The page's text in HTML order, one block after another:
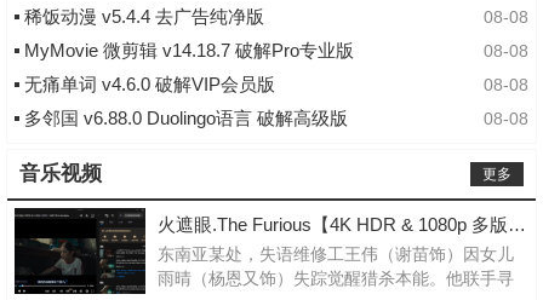
08-08
稀饭动漫 v5.4.4 去广告纯净版
08-08
MyMovie 微剪辑 v14.18.7 破解Pro专业版
08-08
无痛单词 v4.6.0 破解VIP会员版
08-08
多邻国 v6.88.0 Duolingo语言 破解高级版
更多
音乐视频
火遮眼.The Furious【4K HDR & 1080p 多版本】
东南亚某处，失语维修工王伟（谢苗饰）因女儿
雨晴（杨恩又饰）失踪觉醒猎杀本能。他联手寻